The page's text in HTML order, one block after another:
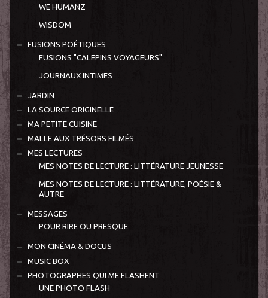
WE HUMANZ
WISDOM
FUSIONS POÉTIQUES
FUSIONS "CALEPINS VOYAGEURS"
JOURNAUX INTIMES
JARDIN
LA SOURCE ORIGINELLE
MA PETITE CUISINE
MALLE AUX TRÉSORS FILMÉS
MES LECTURES
MES NOTES DE LECTURE : LITTÉRATURE JEUNESSE
MES NOTES DE LECTURE : LITTÉRATURE, POÉSIE &
AUTRE
MESSAGES
POUR RIRE OU PRESQUE
MON CINÉMA & DOCUS
MUSIC BOX
PHOTOGRAPHES QUI ME FLASHENT
UNE PHOTO FLASH